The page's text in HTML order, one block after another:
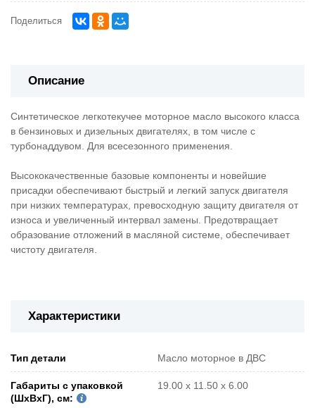
Поделиться
Описание
Синтетическое легкотекучее моторное масло высокого класса
в бензиновых и дизельных двигателях, в том числе с
турбонаддувом. Для всесезонного применения.
Высококачественные базовые компоненты и новейшие
присадки обеспечивают быстрый и легкий запуск двигателя
при низких температурах, превосходную защиту двигателя от
износа и увеличенный интервал замены. Предотвращает
образование отложений в масляной системе, обеспечивает
чистоту двигателя.
Характеристики
Тип детали Масло моторное в ДВС
Габариты с упаковкой
(ШxВxГ), см:
19.00 x 11.50 x 6.00